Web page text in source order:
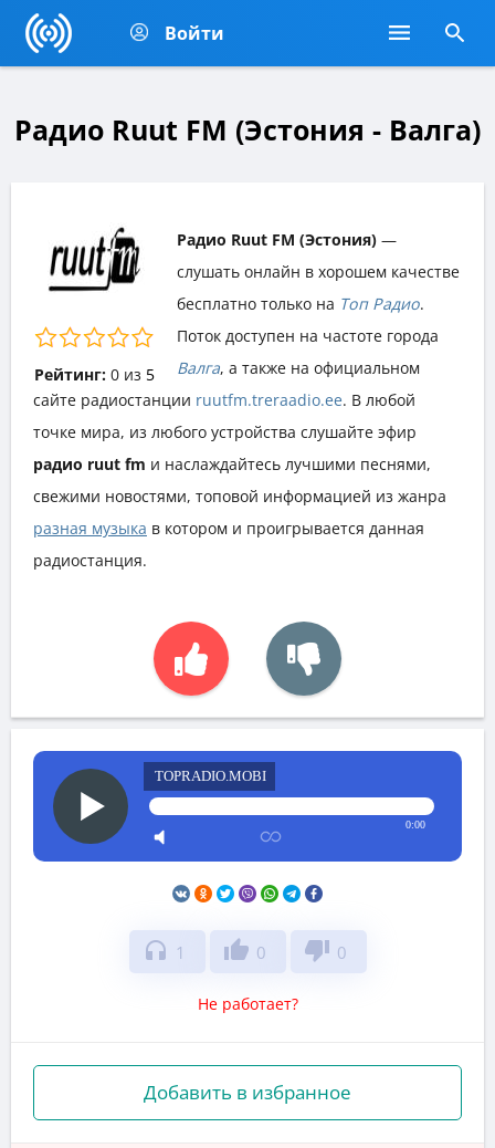
Войти
Радио Ruut FM (Эстония - Валга)
Рейтинг: 0из 5
Радио Ruut FM (Эстония) —
слушать онлайн в хорошем качестве
бесплатно только на Топ Радио.
Поток доступен на частоте города
Валга, а также на официальном
сайте радиостанции ruutfm.treraadio.ee. В любой
точке мира, из любого устройства слушайте эфир
радио ruut fm и наслаждайтесь лучшими песнями,
свежими новостями, топовой информацией из жанра
разная музыка в котором и проигрывается данная
радиостанция.
TOPRADIO.MOBI
0:00
headphones 1 thumb_up 0 thumb_down 0
Не работает?
Добавить в избранное